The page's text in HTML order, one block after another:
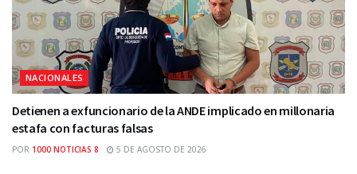
NACIONALES
Detienen a exfuncionario de la ANDE implicado en millonaria
estafa con facturas falsas
POR 1000 NOTICIAS 8 5 DE AGOSTO DE 2026